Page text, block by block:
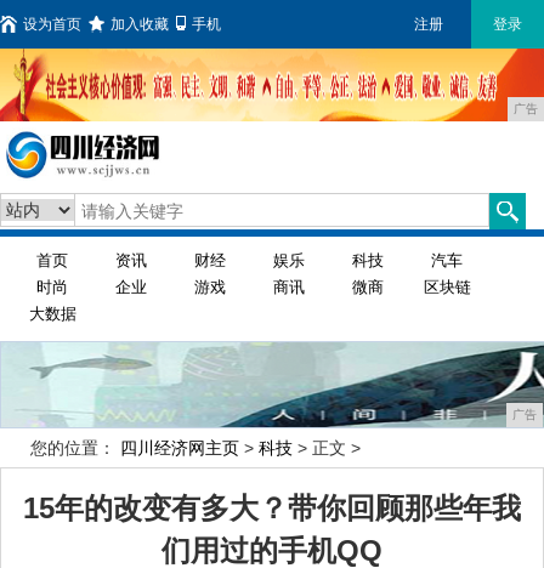
设为首页 加入收藏 手机 注册 登录
广告
首页 资讯 财经 娱乐 科技
汽车
时尚
企业 游戏 商讯 微商
区块链
大数据
广告
您的位置： 四川经济网主页 > 科技 > 正文 >
15年的改变有多大？带你回顾那些年我
们用过的手机QQ